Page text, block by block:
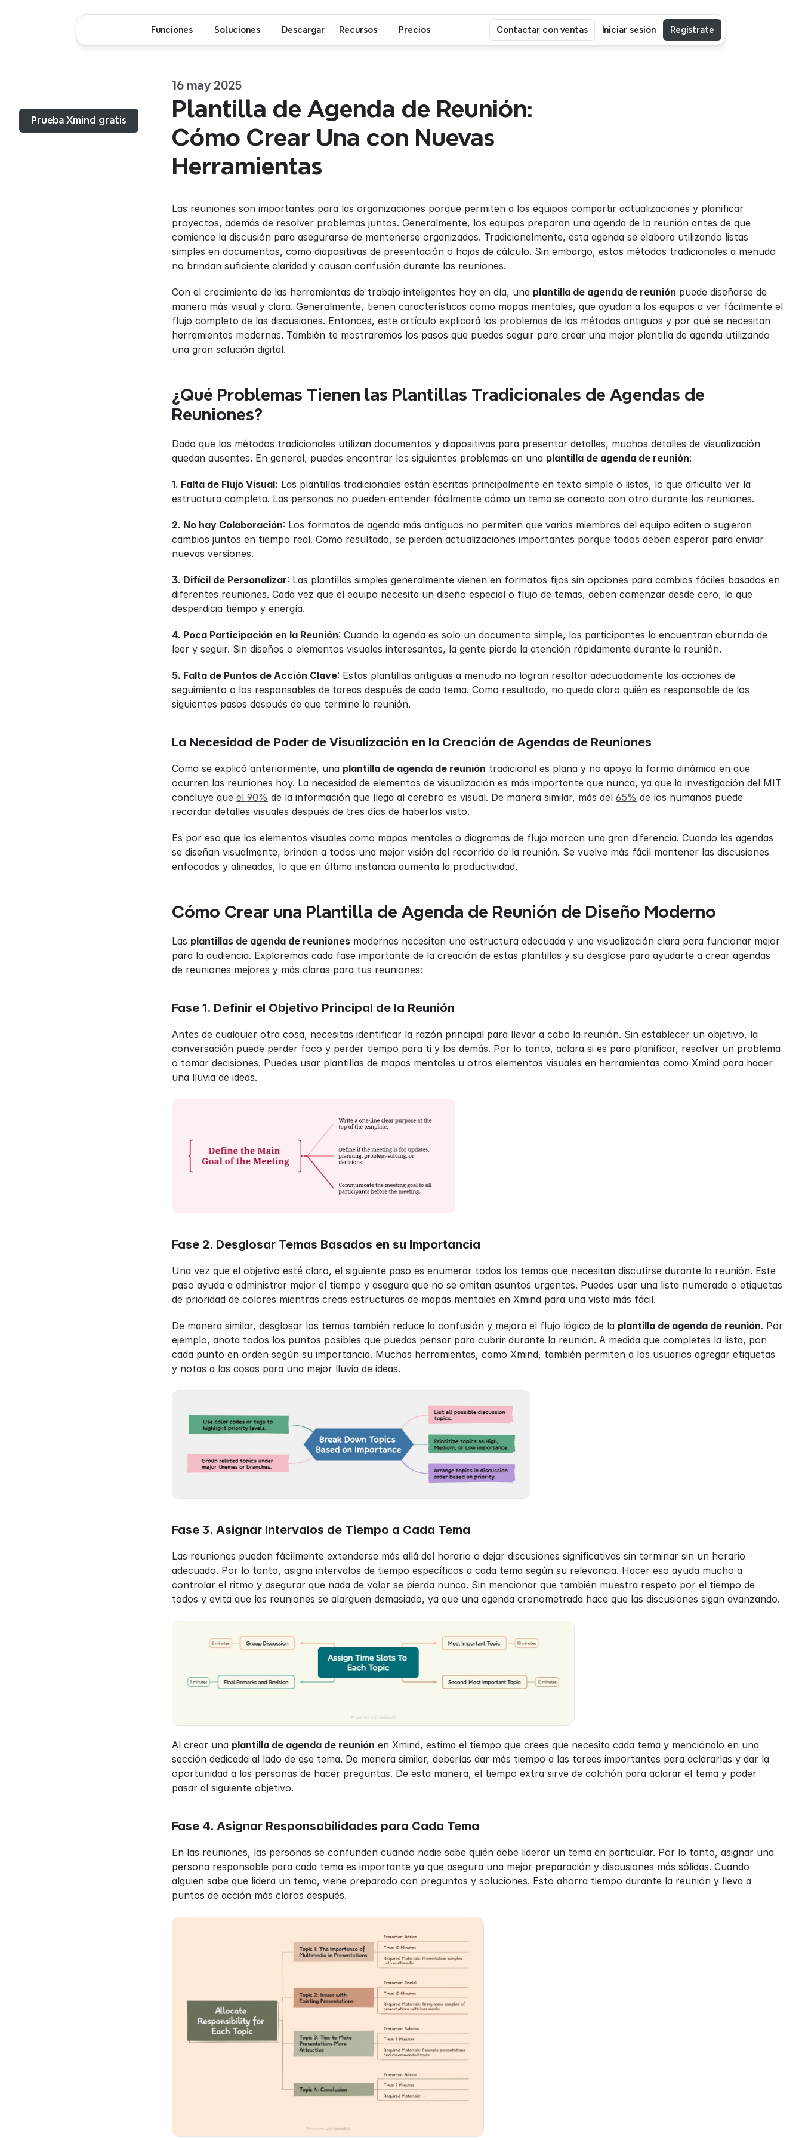
Prueba Xmind gratis
16 may 2025
Plantilla de Agenda de Reunión:
Cómo Crear Una con Nuevas
Herramientas
Las reuniones son importantes para las organizaciones porque permiten a los equipos compartir actualizaciones y planificar
proyectos, además de resolver problemas juntos. Generalmente, los equipos preparan una agenda de la reunión antes de que
comience la discusión para asegurarse de mantenerse organizados. Tradicionalmente, esta agenda se elabora utilizando listas
simples en documentos, como diapositivas de presentación o hojas de cálculo. Sin embargo, estos métodos tradicionales a menudo
no brindan suficiente claridad y causan confusión durante las reuniones.
Con el crecimiento de las herramientas de trabajo inteligentes hoy en día, una plantilla de agenda de reunión puede diseñarse de
manera más visual y clara. Generalmente, tienen características como mapas mentales, que ayudan a los equipos a ver fácilmente el
flujo completo de las discusiones. Entonces, este artículo explicará los problemas de los métodos antiguos y por qué se necesitan
herramientas modernas. También te mostraremos los pasos que puedes seguir para crear una mejor plantilla de agenda utilizando
una gran solución digital.
¿Qué Problemas Tienen las Plantillas Tradicionales de Agendas de
Reuniones?
Dado que los métodos tradicionales utilizan documentos y diapositivas para presentar detalles, muchos detalles de visualización
quedan ausentes. En general, puedes encontrar los siguientes problemas en una plantilla de agenda de reunión:
1. Falta de Flujo Visual: Las plantillas tradicionales están escritas principalmente en texto simple o listas, lo que dificulta ver la
estructura completa. Las personas no pueden entender fácilmente cómo un tema se conecta con otro durante las reuniones.
2. No hay Colaboración: Los formatos de agenda más antiguos no permiten que varios miembros del equipo editen o sugieran
cambios juntos en tiempo real. Como resultado, se pierden actualizaciones importantes porque todos deben esperar para enviar
nuevas versiones.
3. Difícil de Personalizar: Las plantillas simples generalmente vienen en formatos fijos sin opciones para cambios fáciles basados en
diferentes reuniones. Cada vez que el equipo necesita un diseño especial o flujo de temas, deben comenzar desde cero, lo que
desperdicia tiempo y energía.
4. Poca Participación en la Reunión: Cuando la agenda es solo un documento simple, los participantes la encuentran aburrida de
leer y seguir. Sin diseños o elementos visuales interesantes, la gente pierde la atención rápidamente durante la reunión.
5. Falta de Puntos de Acción Clave: Estas plantillas antiguas a menudo no logran resaltar adecuadamente las acciones de
seguimiento o los responsables de tareas después de cada tema. Como resultado, no queda claro quién es responsable de los
siguientes pasos después de que termine la reunión.
La Necesidad de Poder de Visualización en la Creación de Agendas de Reuniones
Como se explicó anteriormente, una plantilla de agenda de reunión tradicional es plana y no apoya la forma dinámica en que
ocurren las reuniones hoy. La necesidad de elementos de visualización es más importante que nunca, ya que la investigación del MIT
concluye que el 90% de la información que llega al cerebro es visual. De manera similar, más del 65% de los humanos puede
recordar detalles visuales después de tres días de haberlos visto.
Es por eso que los elementos visuales como mapas mentales o diagramas de flujo marcan una gran diferencia. Cuando las agendas
se diseñan visualmente, brindan a todos una mejor visión del recorrido de la reunión. Se vuelve más fácil mantener las discusiones
enfocadas y alineadas, lo que en última instancia aumenta la productividad.
Cómo Crear una Plantilla de Agenda de Reunión de Diseño Moderno
Las plantillas de agenda de reuniones modernas necesitan una estructura adecuada y una visualización clara para funcionar mejor
para la audiencia. Exploremos cada fase importante de la creación de estas plantillas y su desglose para ayudarte a crear agendas
de reuniones mejores y más claras para tus reuniones:
Fase 1. Definir el Objetivo Principal de la Reunión
Antes de cualquier otra cosa, necesitas identificar la razón principal para llevar a cabo la reunión. Sin establecer un objetivo, la
conversación puede perder foco y perder tiempo para ti y los demás. Por lo tanto, aclara si es para planificar, resolver un problema
o tomar decisiones. Puedes usar plantillas de mapas mentales u otros elementos visuales en herramientas como Xmind para hacer
una lluvia de ideas.
Fase 2. Desglosar Temas Basados en su Importancia
Una vez que el objetivo esté claro, el siguiente paso es enumerar todos los temas que necesitan discutirse durante la reunión. Este
paso ayuda a administrar mejor el tiempo y asegura que no se omitan asuntos urgentes. Puedes usar una lista numerada o etiquetas
de prioridad de colores mientras creas estructuras de mapas mentales en Xmind para una vista más fácil.
De manera similar, desglosar los temas también reduce la confusión y mejora el flujo lógico de la plantilla de agenda de reunión. Por
ejemplo, anota todos los puntos posibles que puedas pensar para cubrir durante la reunión. A medida que completes la lista, pon
cada punto en orden según su importancia. Muchas herramientas, como Xmind, también permiten a los usuarios agregar etiquetas
y notas a las cosas para una mejor lluvia de ideas.
Fase 3. Asignar Intervalos de Tiempo a Cada Tema
Las reuniones pueden fácilmente extenderse más allá del horario o dejar discusiones significativas sin terminar sin un horario
adecuado. Por lo tanto, asigna intervalos de tiempo específicos a cada tema según su relevancia. Hacer eso ayuda mucho a
controlar el ritmo y asegurar que nada de valor se pierda nunca. Sin mencionar que también muestra respeto por el tiempo de
todos y evita que las reuniones se alarguen demasiado, ya que una agenda cronometrada hace que las discusiones sigan avanzando.
Al crear una plantilla de agenda de reunión en Xmind, estima el tiempo que crees que necesita cada tema y menciónalo en una
sección dedicada al lado de ese tema. De manera similar, deberías dar más tiempo a las tareas importantes para aclararlas y dar la
oportunidad a las personas de hacer preguntas. De esta manera, el tiempo extra sirve de colchón para aclarar el tema y poder
pasar al siguiente objetivo.
Fase 4. Asignar Responsabilidades para Cada Tema
En las reuniones, las personas se confunden cuando nadie sabe quién debe liderar un tema en particular. Por lo tanto, asignar una
persona responsable para cada tema es importante ya que asegura una mejor preparación y discusiones más sólidas. Cuando
alguien sabe que lidera un tema, viene preparado con preguntas y soluciones. Esto ahorra tiempo durante la reunión y lleva a
puntos de acción más claros después.
Funciones Soluciones Descargar Recursos Precios Contactar con ventas Iniciar sesión Regístrate